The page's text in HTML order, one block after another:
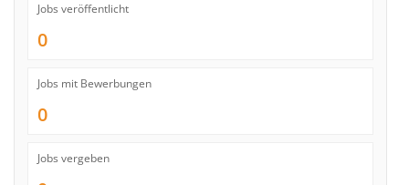
Jobs veröffentlicht
0
Jobs mit Bewerbungen
0
Jobs vergeben